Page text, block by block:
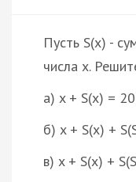
Пусть S(x) -
числа x.
а) x + S(x) =
б) x + S(x) +
в) x + S(x) +